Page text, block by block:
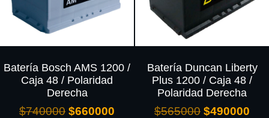
Batería Bosch AMS 1200 /
Caja 48 / Polaridad
Derecha
$740000 $660000
Batería Duncan Liberty
Plus 1200 / Caja 48 /
Polaridad Derecha
$565000 $490000